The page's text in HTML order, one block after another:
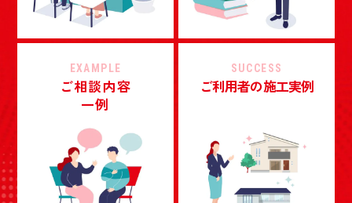
EXAMPLE
ご相談内容
一例
SUCCESS
ご利用者の施工実例